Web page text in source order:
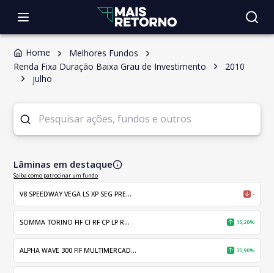
Home
Melhores Fundos
Renda Fixa Duração Baixa Grau de Investimento
2010
julho
Lâminas em destaque
Saiba como patrocinar um fundo
V8 SPEEDWAY VEGA LS XP SEG PRE... -
SOMMA TORINO FIF CI RF CP LP R... 15,20%
ALPHA WAVE 300 FIF MULTIMERCAD... 35,90%